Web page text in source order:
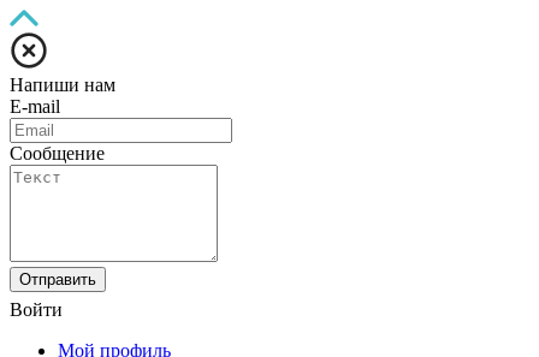
Напиши нам
E-mail
Сообщение
Отправить
Войти
Мой профиль